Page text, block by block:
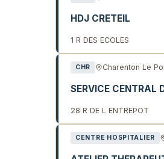
HDJ CRETEIL
1 R DES ECOLES
CHR Charenton Le
SERVICE CENTRAL
28 R DE L ENTREPOT
CENTRE HOSPITALIER